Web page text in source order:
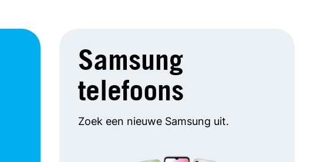
Samsung
telefoons
Zoek een nieuwe Samsung uit.